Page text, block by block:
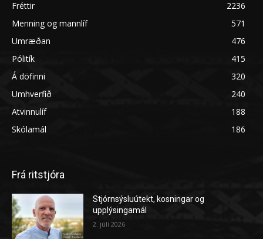
Fréttir
2236
Menning og mannlíf
571
Umræðan
476
Pólitík
415
Á döfinni
320
Umhverfið
240
Atvinnulíf
188
Skólamál
186
Frá ritstjóra
Stjórnsýsluútekt, kosningar og
upplýsingamál
2. júlí 2026